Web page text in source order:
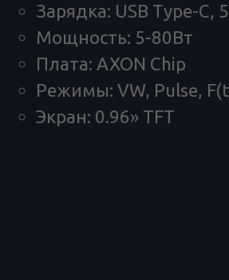
Зарядка: USB Type-C,
Мощность: 5-80Вт
Плата: AXON Chip
Режимы: VW, Pulse,
Экран: 0.96» TFT